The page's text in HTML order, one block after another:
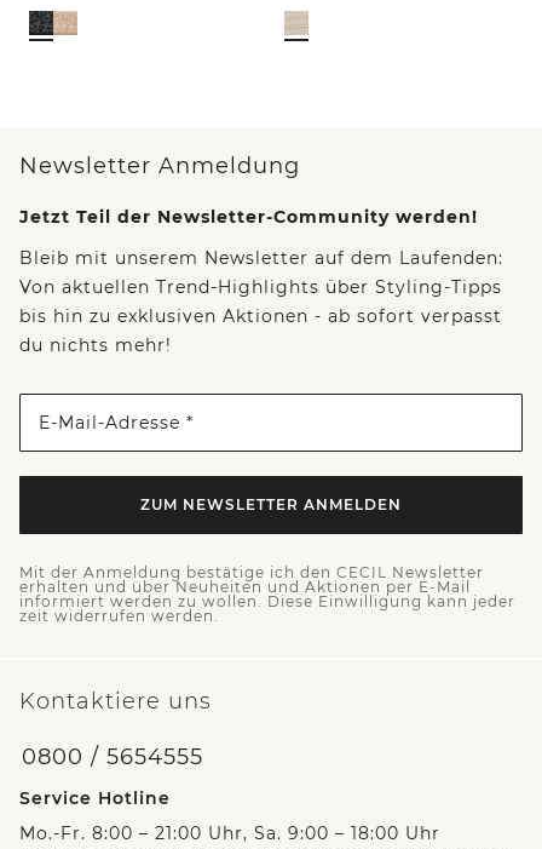
Newsletter Anmeldung
Jetzt Teil der Newsletter-Community werden!
Bleib mit unserem Newsletter auf dem Laufenden:
Von aktuellen Trend-Highlights über Styling-Tipps
bis hin zu exklusiven Aktionen - ab sofort verpasst
du nichts mehr!
E-Mail-Adresse *
ZUM NEWSLETTER ANMELDEN
Mit der Anmeldung bestätige ich den CECIL Newsletter
erhalten und über Neuheiten und Aktionen per E-Mail
informiert werden zu wollen. Diese Einwilligung kann jeder
zeit widerrufen werden.
Kontaktiere uns
0800 / 5654555
Service Hotline
Mo.-Fr. 8:00 – 21:00 Uhr, Sa. 9:00 – 18:00 Uhr